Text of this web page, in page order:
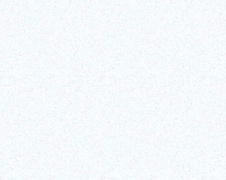
Sat, Apr 4, 2026 - Mon, Nov 30, 2026
Shinagawa Prince Hotel club eX
Obtenir des billets !